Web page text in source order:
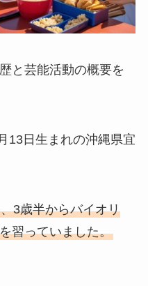
と芸能活動の概要を
13日生まれの沖縄県宜
3歳半からバイオリ
習っていました。